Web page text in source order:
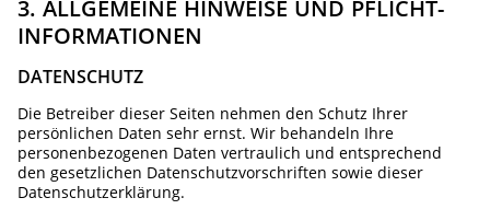
3. ALLGEMEINE HINWEISE UND PFLICHT­
INFORMATIONEN
DATENSCHUTZ
Die Betreiber dieser Seiten nehmen den Schutz Ihrer
persönlichen Daten sehr ernst. Wir behandeln Ihre
personenbezogenen Daten vertraulich und entsprechend
den gesetzlichen Datenschutzvorschriften sowie dieser
Datenschutzerklärung.